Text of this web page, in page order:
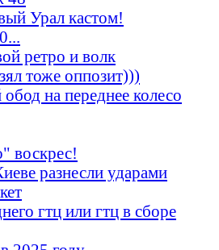
Урал кастом!
ретро и волк
тоже оппозит)))
на переднее колесо
воскрес!
разнесли ударами
гтц или гтц в сборе